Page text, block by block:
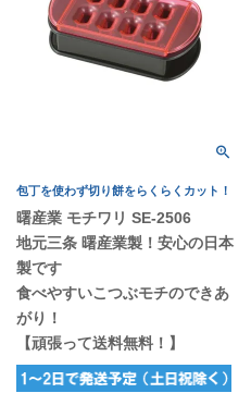
包丁を使わず切り餅をらくらくカット！
曙産業 モチワリ SE-2506
地元三条 曙産業製！安心の日本
製です
食べやすいこつぶモチのできあ
がり！
【頑張って送料無料！】